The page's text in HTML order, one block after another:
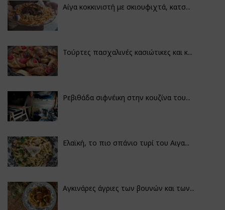
Αίγα κοκκινιστή με σκιουφιχτά, κατσ...
Τούρτες πασχαλινές κασιώτικες και κ...
Ρεβιθάδα σιφνέικη στην κουζίνα του...
Ελαϊκή, το πιο σπάνιο τυρί του Αιγα...
Αγκινάρες άγριες των βουνών και των...